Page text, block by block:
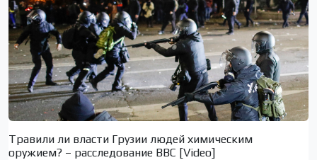
Травили ли власти Грузии людей химическим
оружием? – расследование BBC [Video]